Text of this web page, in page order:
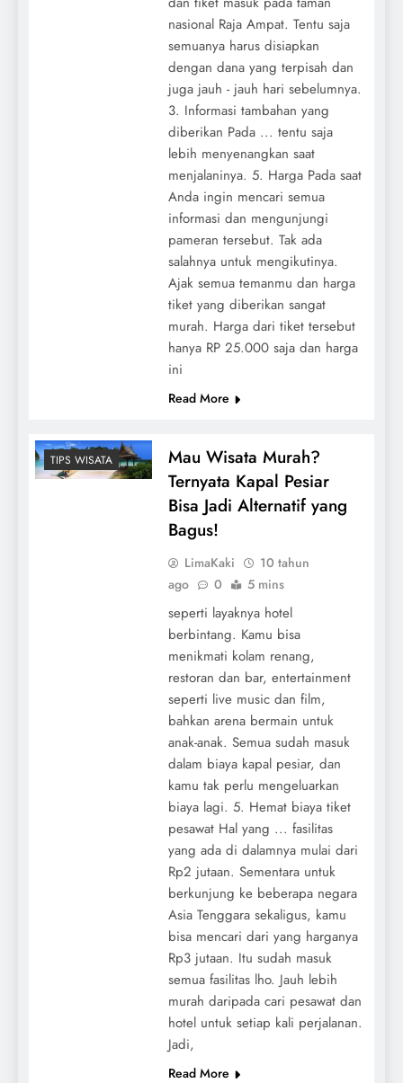
nasional Raja Ampat. Tentu saja
semuanya harus disiapkan
dengan dana yang terpisah dan
juga jauh - jauh hari sebelumnya.
3. Informasi tambahan yang
diberikan Pada ... tentu saja
lebih menyenangkan saat
menjalaninya. 5. Harga Pada saat
Anda ingin mencari semua
informasi dan mengunjungi
pameran tersebut. Tak ada
salahnya untuk mengikutinya.
Ajak semua temanmu dan harga
tiket yang diberikan sangat
murah. Harga dari tiket tersebut
hanya RP 25.000 saja dan harga
ini
Read More
TIPS WISATA
Mau Wisata Murah?
Ternyata Kapal Pesiar
Bisa Jadi Alternatif yang
Bagus!
LimaKaki
10 tahun
ago
0 5 mins
seperti layaknya hotel
berbintang. Kamu bisa
menikmati kolam renang,
restoran dan bar, entertainment
seperti live music dan film,
bahkan arena bermain untuk
anak-anak. Semua sudah masuk
dalam biaya kapal pesiar, dan
kamu tak perlu mengeluarkan
biaya lagi. 5. Hemat biaya tiket
pesawat Hal yang ... fasilitas
yang ada di dalamnya mulai dari
Rp2 jutaan. Sementara untuk
berkunjung ke beberapa negara
Asia Tenggara sekaligus, kamu
bisa mencari dari yang harganya
Rp3 jutaan. Itu sudah masuk
semua fasilitas lho. Jauh lebih
murah daripada cari pesawat dan
hotel untuk setiap kali perjalanan.
Jadi,
Read More